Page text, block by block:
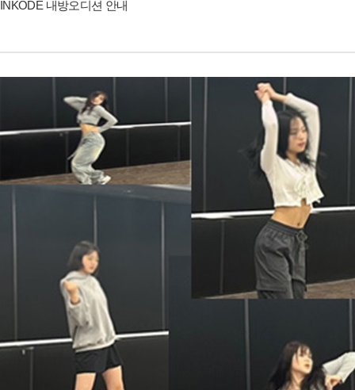
INKODE 내방오디션 안내